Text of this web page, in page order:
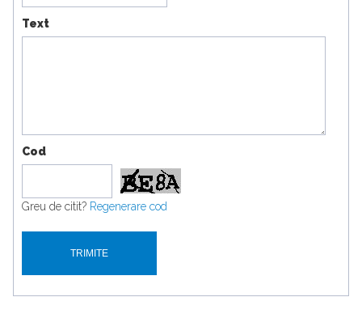
Text
Cod
Greu de citit? Regenerare cod